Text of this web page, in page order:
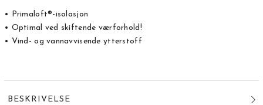
• Primaloft®-isolasjon
• Optimal ved skiftende værforhold!
• Vind- og vannavvisende ytterstoff
BESKRIVELSE